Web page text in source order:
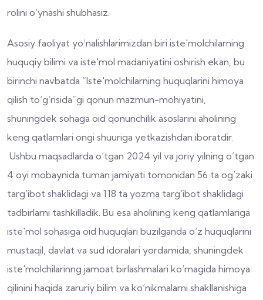
rolini o‘ynashi shubhasiz.
Asosiy faoliyat yo‘nalishlarimizdan biri iste'molchilarning
huquqiy bilimi va iste'mol madaniyatini oshirish ekan, bu
birinchi navbatda “Iste'molchilarning huquqlarini himoya
qilish to‘g‘risida”gi qonun mazmun-mohiyatini,
shuningdek sohaga oid qonunchilik asoslarini aholining
keng qatlamlari ongi shuuriga yetkazishdan iboratdir.
Ushbu maqsadlarda o‘tgan 2024 yil va joriy yilning o‘tgan
4 oyi mobaynida tuman jamiyati tomonidan 56 ta og‘zaki
targ‘ibot shaklidagi va 118 ta yozma targ‘ibot shaklidagi
tadbirlarni tashkilladik. Bu esa aholining keng qatlamlariga
iste'mol sohasiga oid huquqlari buzilganda o‘z huquqlarini
mustaqil, davlat va sud idoralari yordamida, shuningdek
iste'molchilarinng jamoat birlashmalari ko‘magida himoya
qilinini haqida zaruriy bilim va ko‘nikmalarni shakllanishiga